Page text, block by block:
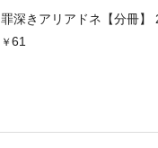
罪深きアリアドネ【分冊】
61